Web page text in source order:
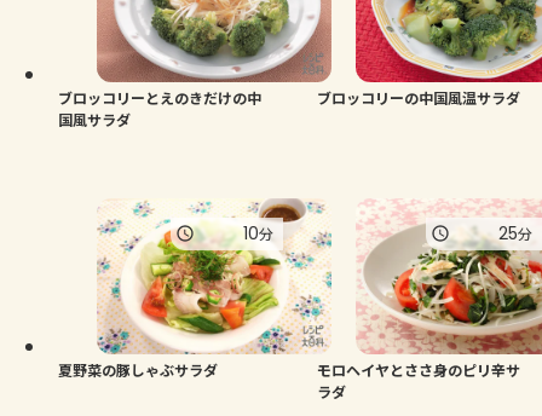
ブロッコリーとえのきだけの中
国風サラダ
ブロッコリーの中国風温サラダ
夏野菜の豚しゃぶサラダ
10分
モロヘイヤとささ身のピリ辛サ
ラダ
25分